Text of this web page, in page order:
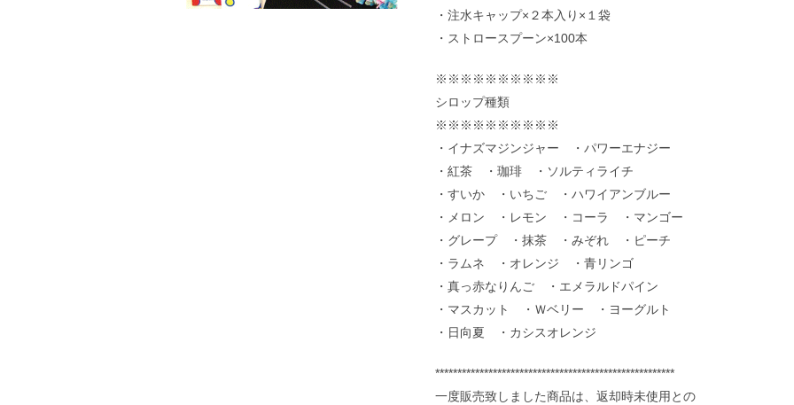
・注水キャップ×２本入り×１袋
・ストロースプーン×100本
※※※※※※※※※※
シロップ種類
※※※※※※※※※※
・イナズマジンジャー ・パワーエナジー
・紅茶 ・珈琲 ・ソルティライチ
・すいか ・いちご ・ハワイアンブルー
・メロン ・レモン ・コーラ ・マンゴー
・グレープ ・抹茶 ・みぞれ ・ピーチ
・ラムネ ・オレンジ ・青リンゴ
・真っ赤なりんご ・エメラルドパイン
・マスカット ・Ｗベリー ・ヨーグルト
・日向夏 ・カシスオレンジ
******************************************************
一度販売致しました商品は、返却時未使用との